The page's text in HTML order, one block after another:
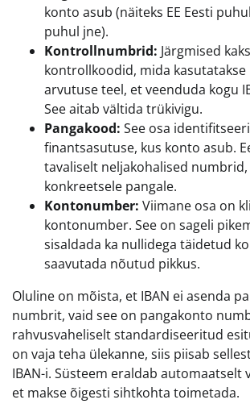
konto asub (näiteks EE Eesti
puhul jne).
Kontrollnumbrid: Järgmised
kontrollkoodid, mida
arvutuse teel, et veenduda kogu
See aitab vältida trükivigu.
Pangakood: See osa
finantsasutuse, kus konto asub.
tavaliselt neljakohalised
konkreetsele pangale.
Kontonumber: Viimane osa on
kontonumber. See on sageli
sisaldada ka nullidega täidetud
saavutada nõutud pikkus.
Oluline on mõista, et IBAN ei asenda
numbrit, vaid see on pangakonto
rahvusvaheliselt standardiseeritud
on vaja teha ülekanne, siis piisab
IBAN-i. Süsteem eraldab automaatselt
et makse õigesti sihtkohta toimetada.